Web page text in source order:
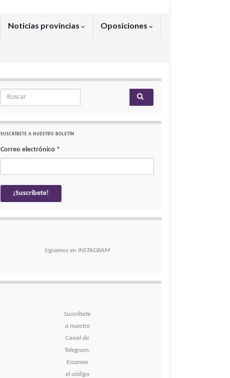
Noticias provincias Oposiciones
Search for:
SUSCRÍBETE A NUESTRO BOLETÍN
Correo electrónico *
Síguenos en INSTAGRAM
Suscríbete
a nuestro
Canal de
Telegram.
Escanea
el código